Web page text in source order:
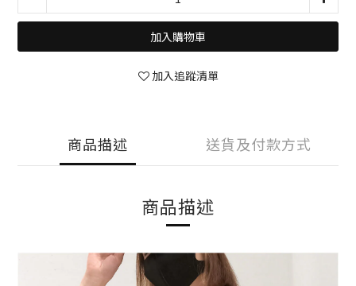
加入購物車
加入追蹤清單
商品描述 送貨及付款方式
商品描述